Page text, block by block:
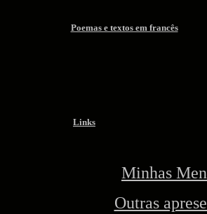
Poemas e textos em francês
Links
Minhas
Outras